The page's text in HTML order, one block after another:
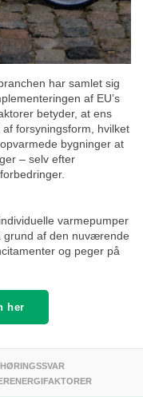
har samlet sig
af EU’s
betyder, at ens
forsyningsform, hvilket
bygninger at
– selv efter
varmepumper
grund af den nuværende
og peger på
her
HØRINGSSVAR